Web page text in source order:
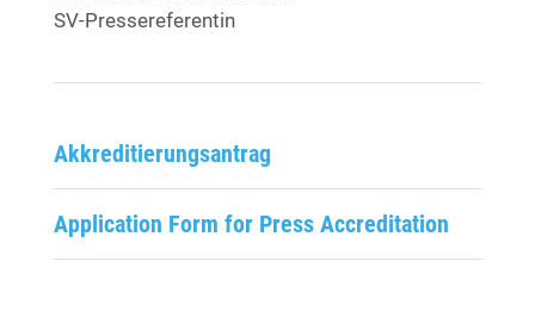
SV-Pressereferentin
Akkreditierungsantrag
Application Form for Press Accreditation